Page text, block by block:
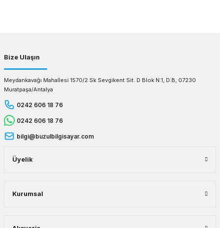
Bize Ulaşın
Meydankavağı Mahallesi 1570/2 Sk Sevgikent Sit. D Blok N:1, D:B, 07230
Muratpaşa/Antalya
0242 606 18 76
0242 606 18 76
bilgi@buzulbilgisayar.com
Üyelik
Kurumsal